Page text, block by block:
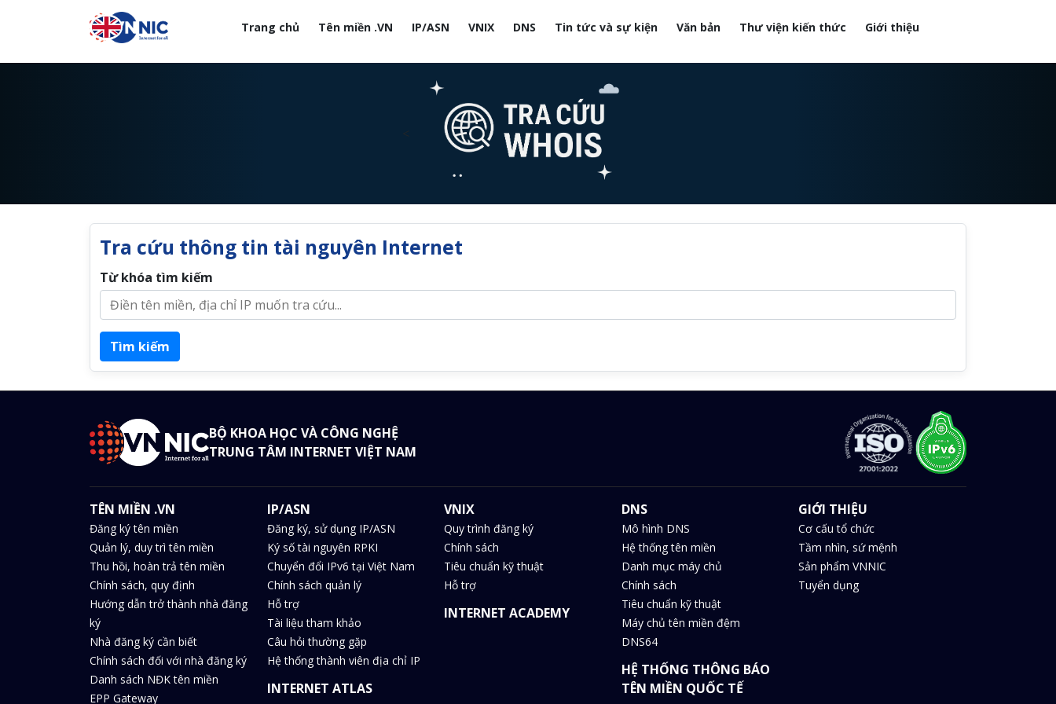
Nhảy đến nội dung
Trang chủ Tên miền .VN IP/ASN VNIX DNS Tin tức và sự kiện Văn bản Thư viện kiến thức Giới thiệu
<
Tra cứu thông tin tài nguyên Internet
Từ khóa tìm kiếm
BỘ KHOA HỌC VÀ CÔNG NGHỆ
TRUNG TÂM INTERNET VIỆT NAM
TÊN MIỀN .VN
Đăng ký tên miền
Quản lý, duy trì tên miền
Thu hồi, hoàn trả tên miền
Chính sách, quy định
Hướng dẫn trở thành nhà đăng
ký
Nhà đăng ký cần biết
Chính sách đối với nhà đăng ký
Danh sách NĐK tên miền
EPP Gateway
IP/ASN
Đăng ký, sử dụng IP/ASN
Ký số tài nguyên RPKI
Chuyển đổi IPv6 tại Việt Nam
Chính sách quản lý
Hỗ trợ
Tài liệu tham khảo
Câu hỏi thường gặp
Hệ thống thành viên địa chỉ IP
INTERNET ATLAS
VNIX
Quy trình đăng ký
Chính sách
Tiêu chuẩn kỹ thuật
Hỗ trợ
INTERNET ACADEMY
DNS
Mô hình DNS
Hệ thống tên miền
Danh mục máy chủ
Chính sách
Tiêu chuẩn kỹ thuật
Máy chủ tên miền đệm
DNS64
HỆ THỐNG THÔNG BÁO
TÊN MIỀN QUỐC TẾ
GIỚI THIỆU
Cơ cấu tổ chức
Tầm nhìn, sứ mệnh
Sản phẩm VNNIC
Tuyển dụng